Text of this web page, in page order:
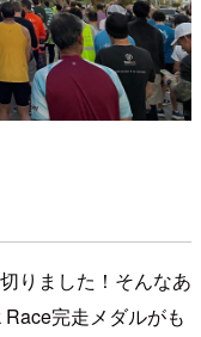
りました！そんなあ
完走メダルがも